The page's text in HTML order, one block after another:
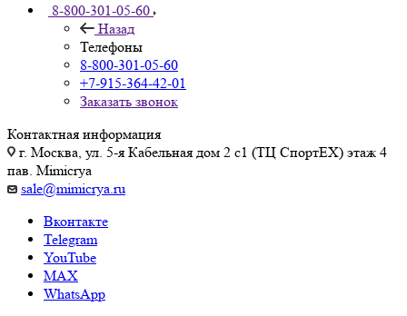
8-800-301-05-60
Назад
Телефоны
8-800-301-05-60
+7-915-364-42-01
Заказать звонок
Контактная информация
г. Москва, ул. 5-я Кабельная дом 2 с1 (ТЦ СпортEX) этаж 4
пав. Mimicrya
sale@mimicrya.ru
Вконтакте
Telegram
YouTube
MAX
WhatsApp